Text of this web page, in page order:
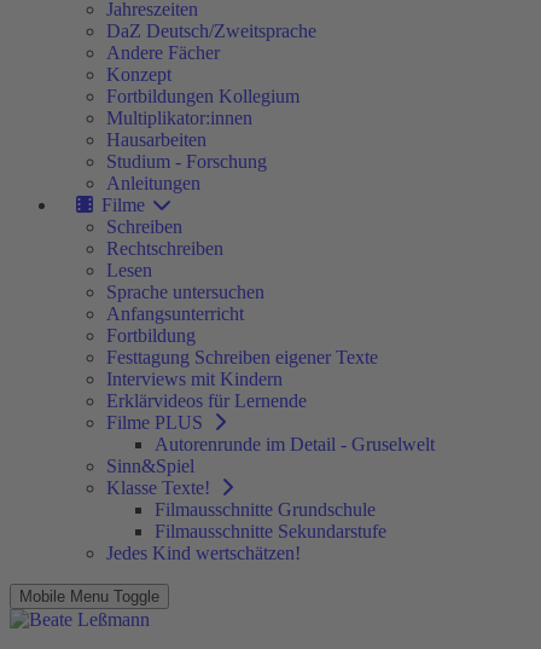
Jahreszeiten
DaZ Deutsch/Zweitsprache
Andere Fächer
Konzept
Fortbildungen Kollegium
Multiplikator:innen
Hausarbeiten
Studium - Forschung
Anleitungen
Filme
Schreiben
Rechtschreiben
Lesen
Sprache untersuchen
Anfangsunterricht
Fortbildung
Festtagung Schreiben eigener Texte
Interviews mit Kindern
Erklärvideos für Lernende
Filme PLUS
Autorenrunde im Detail - Gruselwelt
Sinn&Spiel
Klasse Texte!
Filmausschnitte Grundschule
Filmausschnitte Sekundarstufe
Jedes Kind wertschätzen!
Mobile Menu Toggle